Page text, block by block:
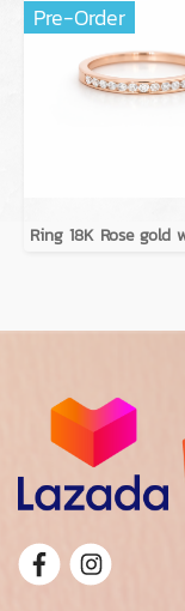
Pre-Order